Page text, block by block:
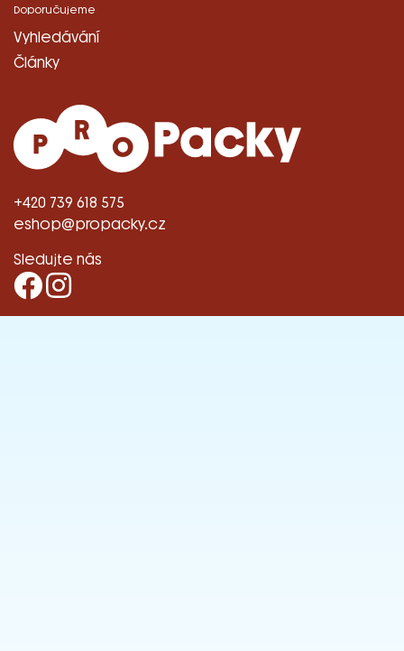
+420 739 618 575
eshop@propacky.cz
Sledujte nás
Doporučujeme
Vyhledávání
Články